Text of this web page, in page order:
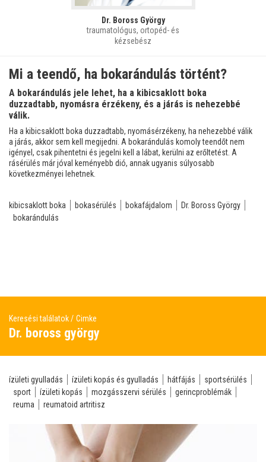
Dr. Boross György
traumatológus, ortopéd- és
kézsebész
Mi a teendő, ha bokarándulás történt?
A bokarándulás jele lehet, ha a kibicsaklott boka
duzzadtabb, nyomásra érzékeny, és a járás is nehezebbé
válik.
Ha a kibicsaklott boka duzzadtabb, nyomásérzékeny, ha nehezebbé válik
a járás, akkor sem kell megijedni. A bokarándulás komoly teendőt nem
igényel, csak pihentetni és jegelni kell a lábat, kerülni az erőltetést. A
rásérülés már jóval keményebb dió, annak ugyanis súlyosabb
következményei lehetnek.
kibicsaklott boka bokasérülés bokafájdalom
Dr. Boross György
bokarándulás
Keresési találatok Cimke
Dr. boross györgy
ízületi gyulladás ízületi kopás és gyulladás hátfájás
sportsérülés
sport
ízületi kopás mozgásszervi sérülés
gerincproblémák
reuma
reumatoid artritisz